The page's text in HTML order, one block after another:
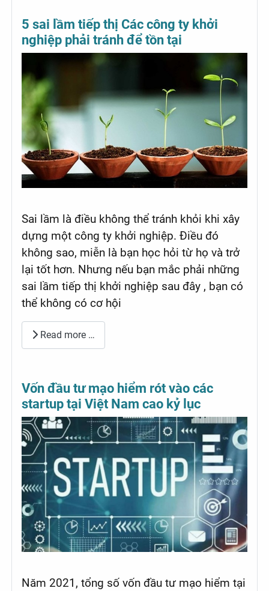
5 sai lầm tiếp thị Các công ty khởi
nghiệp phải tránh để tồn tại
Sai lầm là điều không thể tránh khỏi khi xây
dựng một công ty khởi nghiệp. Điều đó
không sao, miễn là bạn học hỏi từ họ và trở
lại tốt hơn. Nhưng nếu bạn mắc phải những
sai lầm tiếp thị khởi nghiệp sau đây , bạn có
thể không có cơ hội
Read more …
Vốn đầu tư mạo hiểm rót vào các
startup tại Việt Nam cao kỷ lục
Năm 2021, tổng số vốn đầu tư mạo hiểm tại